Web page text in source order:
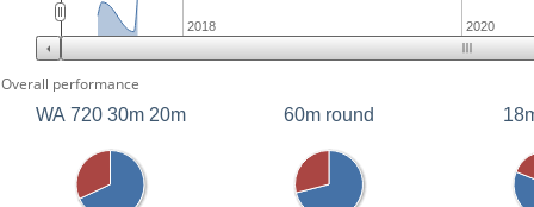
2018 2020
Overall performance
WA 720 30m 20m
60m round